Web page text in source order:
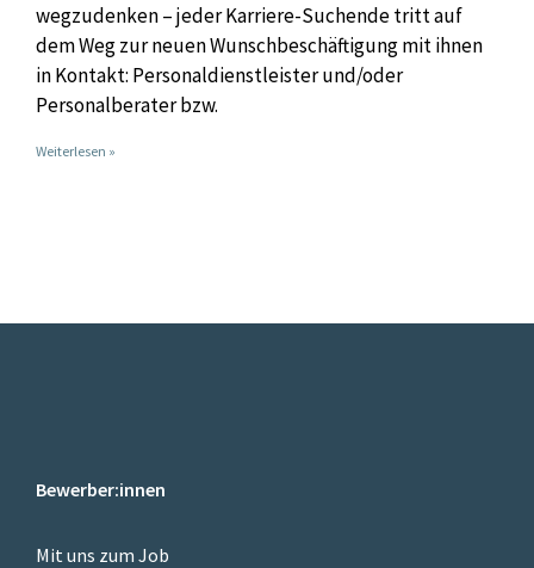
wegzudenken – jeder Karriere-Suchende tritt auf
dem Weg zur neuen Wunschbeschäftigung mit ihnen
in Kontakt: Personaldienstleister und/oder
Personalberater bzw.
Weiterlesen »
Bewerber:innen
Mit uns zum Job